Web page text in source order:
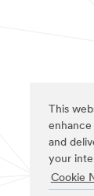
This
enhance
and
your
Cookie